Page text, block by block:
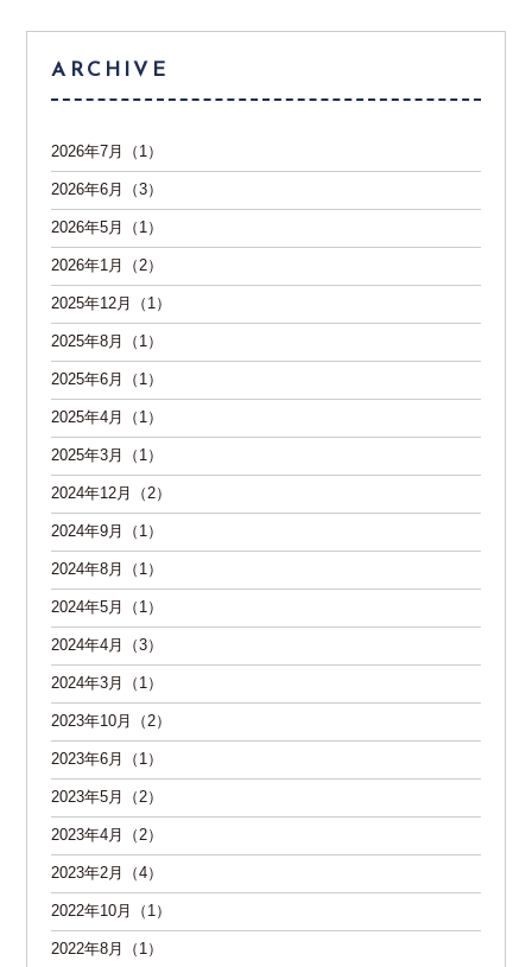
ARCHIVE
2026年7月（1）
2026年6月（3）
2026年5月（1）
2026年1月（2）
2025年12月（1）
2025年8月（1）
2025年6月（1）
2025年4月（1）
2025年3月（1）
2024年12月（2）
2024年9月（1）
2024年8月（1）
2024年5月（1）
2024年4月（3）
2024年3月（1）
2023年10月（2）
2023年6月（1）
2023年5月（2）
2023年4月（2）
2023年2月（4）
2022年10月（1）
2022年8月（1）